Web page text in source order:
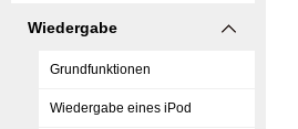
Wiedergabe
Grundfunktionen
Wiedergabe eines iPod